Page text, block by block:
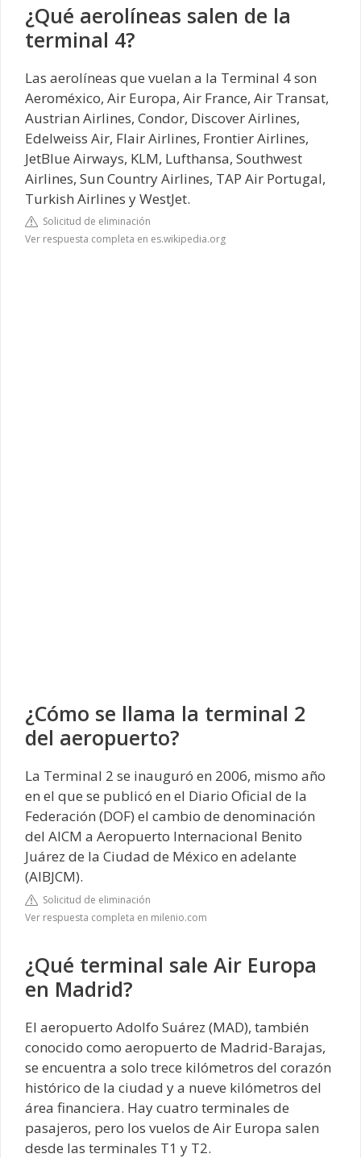
¿Qué aerolíneas salen de la
terminal 4?
Las aerolíneas que vuelan a la Terminal 4 son
Aeroméxico, Air Europa, Air France, Air Transat,
Austrian Airlines, Condor, Discover Airlines,
Edelweiss Air, Flair Airlines, Frontier Airlines,
JetBlue Airways, KLM, Lufthansa, Southwest
Airlines, Sun Country Airlines, TAP Air Portugal,
Turkish Airlines y WestJet.
Solicitud de eliminación
Ver respuesta completa en es.wikipedia.org
¿Cómo se llama la terminal 2
del aeropuerto?
La Terminal 2 se inauguró en 2006, mismo año
en el que se publicó en el Diario Oficial de la
Federación (DOF) el cambio de denominación
del AICM a Aeropuerto Internacional Benito
Juárez de la Ciudad de México en adelante
(AIBJCM).
Solicitud de eliminación
Ver respuesta completa en milenio.com
¿Qué terminal sale Air Europa
en Madrid?
El aeropuerto Adolfo Suárez (MAD), también
conocido como aeropuerto de Madrid-Barajas,
se encuentra a solo trece kilómetros del corazón
histórico de la ciudad y a nueve kilómetros del
área financiera. Hay cuatro terminales de
pasajeros, pero los vuelos de Air Europa salen
desde las terminales T1 y T2.